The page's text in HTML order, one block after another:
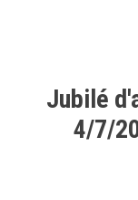
Jubilé
4/7/